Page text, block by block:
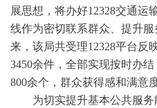
展思想，将办好12328交通运
线作为密切联系群众、提升
来，该局共受理12328平台反
3450余件，全部实现按时办
800余个，群众获得感和满意
为切实提升基本公共服